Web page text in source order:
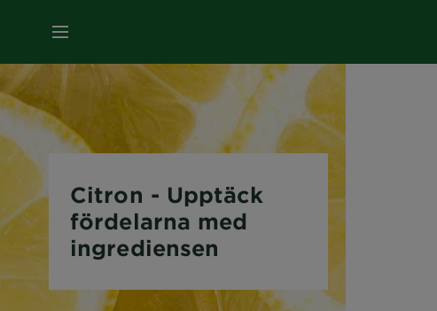
MENY
Citron - Upptäck
fördelarna med
ingrediensen